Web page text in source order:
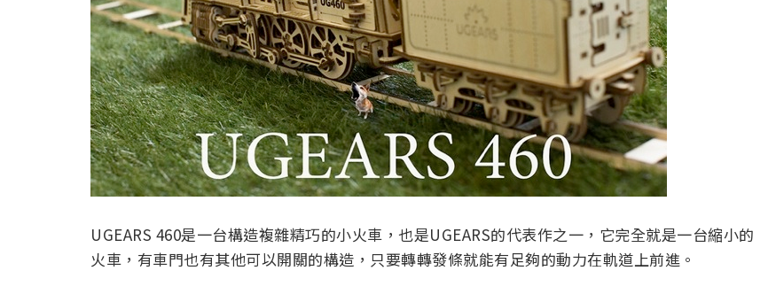
UGEARS 460是一台構造複雜精巧的小火車，也是UGEARS的代表作之一，它完全就是一台縮小的
火車，有車門也有其他可以開關的構造，只要轉轉發條就能有足夠的動力在軌道上前進。